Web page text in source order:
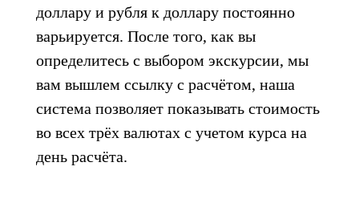
доллару и рубля к доллару постоянно
варьируется. После того, как вы
определитесь с выбором экскурсии, мы
вам вышлем ссылку с расчётом, наша
система позволяет показывать стоимость
во всех трёх валютах с учетом курса на
день расчёта.